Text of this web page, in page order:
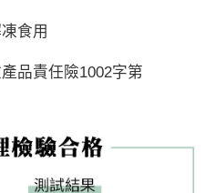
食用
品責任險1002字第